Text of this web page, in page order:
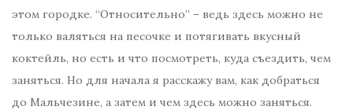
этом городке. “Относительно” – ведь здесь можно не
только валяться на песочке и потягивать вкусный
коктейль, но есть и что посмотреть, куда съездить, чем
заняться. Но для начала я расскажу вам, как добраться
до Мальчезине, а затем и чем здесь можно заняться.